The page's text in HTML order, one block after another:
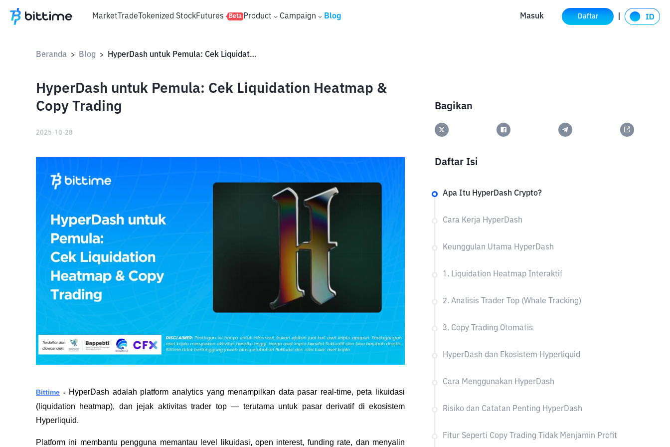
MarketTradeTokenized StockFutures Beta Product Campaign Blog Masuk Daftar
Beranda > Blog > HyperDash untuk Pemula: Cek Liquidation Heatmap & Copy Trading
HyperDash untuk Pemula: Cek Liquidation Heatmap &
Copy Trading
2025-10-28
Bittime - HyperDash adalah platform analytics yang menampilkan data pasar real-time, peta likuidasi
(liquidation heatmap), dan jejak aktivitas trader top — terutama untuk pasar derivatif di ekosistem
Hyperliquid.
Platform ini membantu pengguna memantau level likuidasi, open interest, funding rate, dan menyalin
Bagikan
Daftar Isi
Apa Itu HyperDash Crypto?
Cara Kerja HyperDash
Keunggulan Utama HyperDash
1. Liquidation Heatmap Interaktif
2. Analisis Trader Top (Whale Tracking)
3. Copy Trading Otomatis
HyperDash dan Ekosistem Hyperliquid
Cara Menggunakan HyperDash
Risiko dan Catatan Penting HyperDash
Fitur Seperti Copy Trading Tidak Menjamin Profit